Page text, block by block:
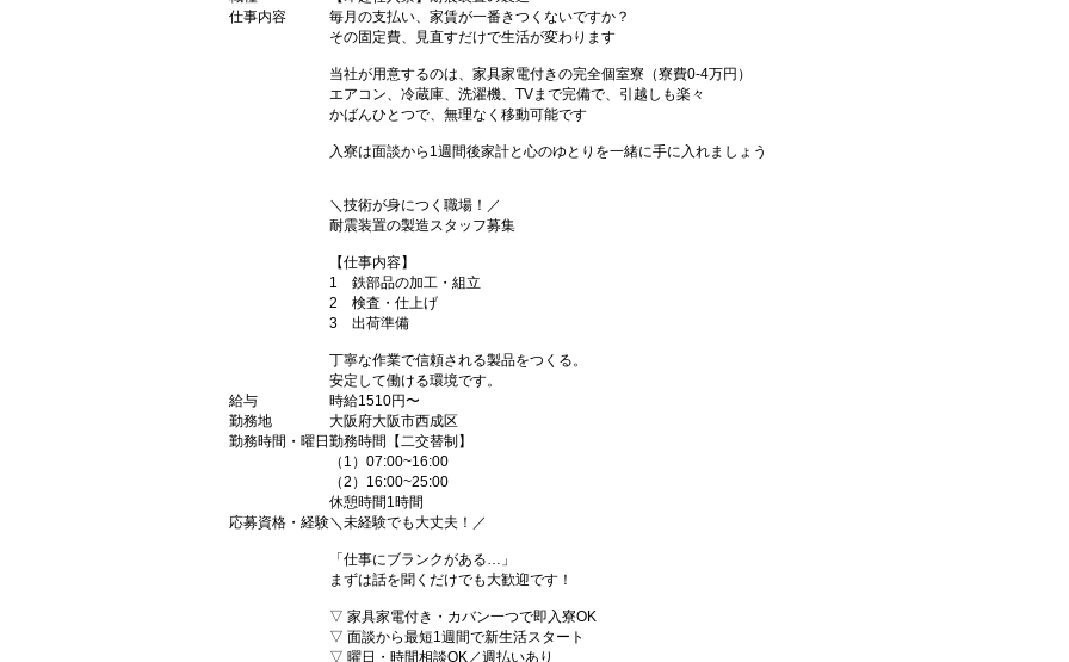
仕事内容
毎月の支払い、家賃が一番きつくないですか？
その固定費、見直すだけで生活が変わります
当社が用意するのは、家具家電付きの完全個室寮（寮費0-4万円）
エアコン、冷蔵庫、洗濯機、TVまで完備で、引越しも楽々
かばんひとつで、無理なく移動可能です
入寮は面談から1週間後家計と心のゆとりを一緒に手に入れましょう
＼技術が身につく職場！／
耐震装置の製造スタッフ募集
【仕事内容】
1 鉄部品の加工・組立
2 検査・仕上げ
3 出荷準備
丁寧な作業で信頼される製品をつくる。
安定して働ける環境です。
給与
時給1510円〜
勤務地
大阪府大阪市西成区
勤務時間・曜日 勤務時間【二交替制】
（1）07:00~16:00
（2）16:00~25:00
休憩時間1時間
応募資格・経験＼未経験でも大丈夫！／
「仕事にブランクがある…」
まずは話を聞くだけでも大歓迎です！
▽ 家具家電付き・カバン一つで即入寮OK
▽ 面談から最短1週間で新生活スタート
▽ 曜日・時間相談OK／週払いあり